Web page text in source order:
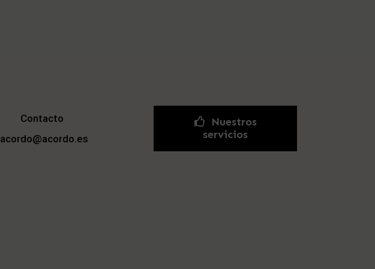
Contacto
acordo@acordo.es
Nuestros
servicios